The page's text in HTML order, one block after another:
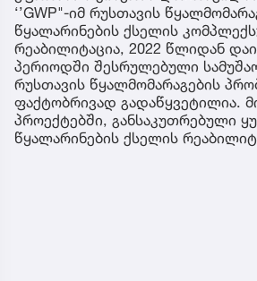
‘’GWP"-იმ რუსთავის
წყალარინების ქსელის
რეაბილიტაცია, 2022 წლიდან
პერიოდში შესრულებული
რუსთავის წყალმომარაგების
ფაქტობრივად გადაწყვეტილია.
პროექტებში, განსაკუთრებული
წყალარინების ქსელის